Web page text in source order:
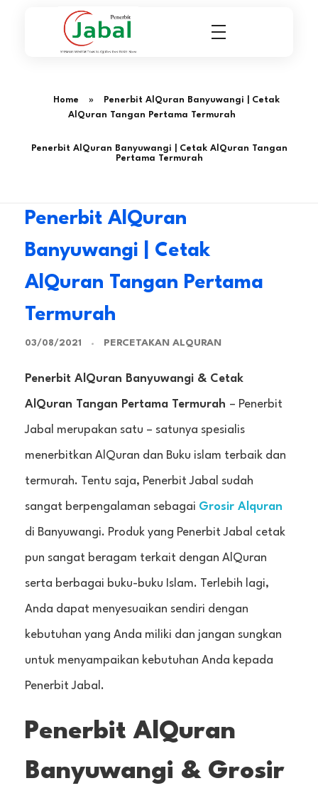
Home »
Penerbit AlQuran Banyuwangi | Cetak
AlQuran Tangan Pertama Termurah
Penerbit AlQuran Banyuwangi | Cetak AlQuran Tangan
Pertama Termurah
Penerbit AlQuran
Banyuwangi | Cetak
AlQuran Tangan Pertama
Termurah
03/08/2021 PERCETAKAN ALQURAN
Penerbit AlQuran Banyuwangi & Cetak
AlQuran Tangan Pertama Termurah – Penerbit
Jabal merupakan satu – satunya spesialis
menerbitkan AlQuran dan Buku islam terbaik dan
termurah. Tentu saja, Penerbit Jabal sudah
sangat berpengalaman sebagai Grosir Alquran
di Banyuwangi. Produk yang Penerbit Jabal cetak
pun sangat beragam terkait dengan AlQuran
serta berbagai buku-buku Islam. Terlebih lagi,
Anda dapat menyesuaikan sendiri dengan
kebutuhan yang Anda miliki dan jangan sungkan
untuk menyampaikan kebutuhan Anda kepada
Penerbit Jabal.
Penerbit AlQuran
Banyuwangi & Grosir